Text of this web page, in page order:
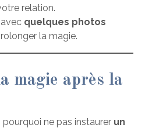
relation.
quelques photos
la magie.
magie après la
pourquoi ne pas instaurer un